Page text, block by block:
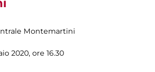
Montemartini
2020, ore 16.30